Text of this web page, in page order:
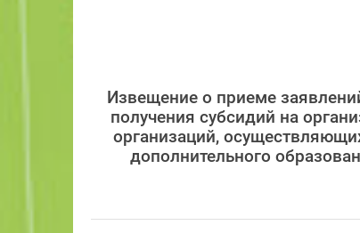
Извещение о приеме
получения субсидий на
организаций,
дополнительного